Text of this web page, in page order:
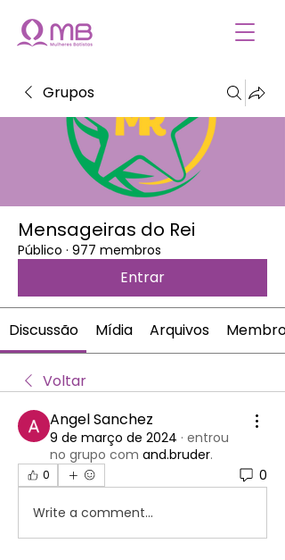
Grupos
Mensageiras do Rei
Público · 977 membros
Entrar
Discussão Mídia Arquivos Membros
Voltar
Angel Sanchez
9 de março de 2024 · entrou
no grupo com and.bruder.
0 0
Write a comment...